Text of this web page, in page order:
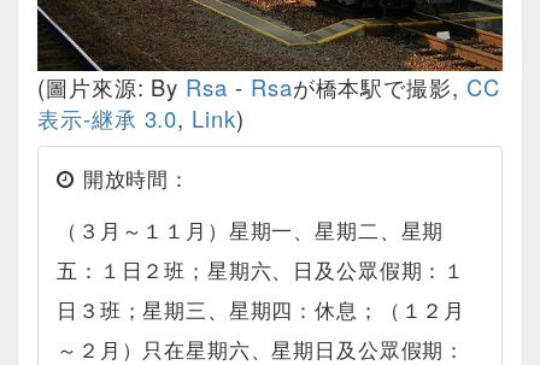
(圖片來源: By Rsa - Rsaが橋本駅で撮影, CC
表示-継承 3.0, Link)
開放時間：
（３月～１１月）星期一、星期二、星期
五：１日２班；星期六、日及公眾假期：１
日３班；星期三、星期四：休息；（１２月
～２月）只在星期六、星期日及公眾假期：